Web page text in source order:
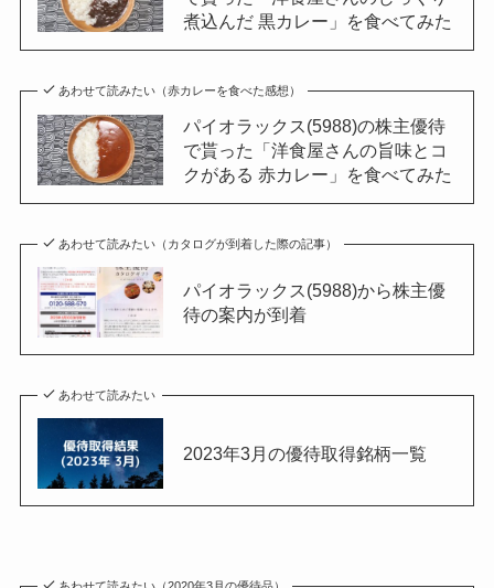
煮込んだ 黒カレー」を食べてみた
あわせて読みたい（赤カレーを食べた感想）
パイオラックス(5988)の株主優待
で貰った「洋食屋さんの旨味とコ
クがある 赤カレー」を食べてみた
あわせて読みたい（カタログが到着した際の記事）
パイオラックス(5988)から株主優
待の案内が到着
あわせて読みたい
2023年3月の優待取得銘柄一覧